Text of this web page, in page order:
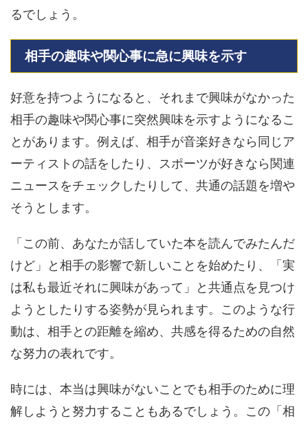
るでしょう。
相手の趣味や関心事に急に興味を示す
好意を持つようになると、それまで興味がなかった
相手の趣味や関心事に突然興味を示すようになるこ
とがあります。例えば、相手が音楽好きなら同じア
ーティストの話をしたり、スポーツが好きなら関連
ニュースをチェックしたりして、共通の話題を増や
そうとします。
「この前、あなたが話していた本を読んでみたんだ
けど」と相手の影響で新しいことを始めたり、「実
は私も最近それに興味があって」と共通点を見つけ
ようとしたりする姿勢が見られます。このような行
動は、相手との距離を縮め、共感を得るための自然
な努力の表れです。
時には、本当は興味がないことでも相手のために理
解しようと努力することもあるでしょう。この「相